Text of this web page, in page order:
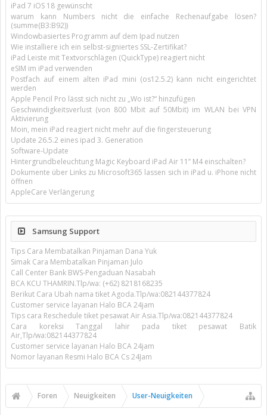
iPad 7 iOS 18 gewünscht
warum kann Numbers nicht die einfache Rechenaufgabe lösen?
(summe(B3:B92))
Windowbasiertes Programm auf dem Ipad nutzen
Wie installiere ich ein selbst-signiertes SSL-Zertifikat?
iPad Leiste mit Textvorschlägen (QuickType) reagiert nicht
eSIM im iPad verwenden
Postfach auf einem alten iPad mini (os12.5.2) kann nicht eingerichtet
werden
Apple Pencil Pro lässt sich nicht zu „Wo ist?“ hinzufügen
Geschwindigkeitsverlust (von 800 Mbit auf 50Mbit) im WLAN bei VPN
Aktivierung
Moin, mein iPad reagiert nicht mehr auf die fingersteuerung
Update 26.5.2 eines ipad 3. Generation
Software-Update
Hintergrundbeleuchtung Magic Keyboard iPad Air 11’’ M4 einschalten?
Dokumente über Links zu Microsoft365 lassen sich in iPad u. iPhone nicht
öffnen
AppleCare Verlängerung
Samsung Support
Tips Cara Membatalkan Pinjaman Dana Yuk
Simak Cara Membatalkan Pinjaman Julo
Call Center Bank BWS-Pengaduan Nasabah
BCA KCU THAMRIN.Tlp/wa: (+62) 8218168235
Berikut Cara Ubah nama tiket Agoda.Tlp/wa:082144377824
Customer service layanan Halo BCA 24jam
Tips cara Reschedule tiket pesawat Air Asia.Tlp/wa:082144377824
Cara koreksi Tanggal lahir pada tiket pesawat Batik
Air,Tlp/wa:082144377824
Customer service layanan Halo BCA 24jam
Nomor layanan Resmi Halo BCA Cs 24Jam
Foren Neuigkeiten User-Neuigkeiten